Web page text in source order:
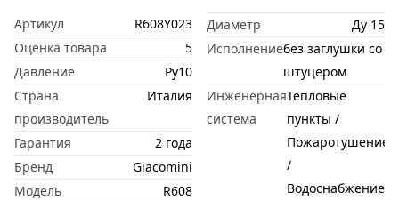
Артикул
R608Y023
Оценка товара
5
Давление
Ру10
Страна
производитель
Италия
Гарантия
2 года
Бренд
Giacomini
Модель
R608
Диаметр
Ду 15
Исполнениебез заглушки со
штуцером
Инженерная
система
Тепловые
пункты /
Пожаротушение
/
Водоснабжение